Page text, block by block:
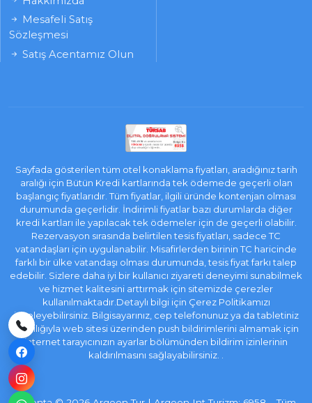
Mesafeli Satış
Sözleşmesi
Satış Acentamız Olun
Sayfada gösterilen tüm otel konaklama fiyatları, aradığınız tarih
aralığı için Bütün Kredi kartlarında tek ödemede geçerli olan
başlangıç fiyatlarıdır. Tüm fiyatlar, ilgili üründe kontenjan olması
durumunda geçerlidir. İndirimli fiyatlar bazı durumlarda diğer
kredi kartları ile yapılacak tek ödemeler için de geçerli olabilir.
Rezervasyon sırasında belirtilen tesis fiyatları, sadece TC
vatandaşları için uygulanabilir. Misafirlerden birinin TC haricinde
farklı bir ülke vatandaşı olması durumunda, tesis fiyat farkı talep
edebilir. Sizlere daha iyi bir kullanıcı ziyareti deneyimi sunabilmek
ve hizmet kalitesini arttırmak için sitemizde çerezler
kullanılmaktadır.Detaylı bilgi için Çerez Politikamızı
inceleyebilirsiniz. Bilgisayarınız, cep telefonunuz ya da tabletiniz
aracılığıyla web sitesi üzerinden push bildirimlerini almamak için
internet tarayıcınızın ayarlar bölümünden bildirim izinlerinin
kaldırılmasını sağlayabilirsiniz. .